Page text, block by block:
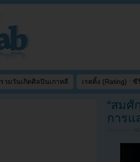
รวมวันเกิดศิลปินเกาหลี เรตติ้ง (Rating) : ซี
“สมศั
การแ